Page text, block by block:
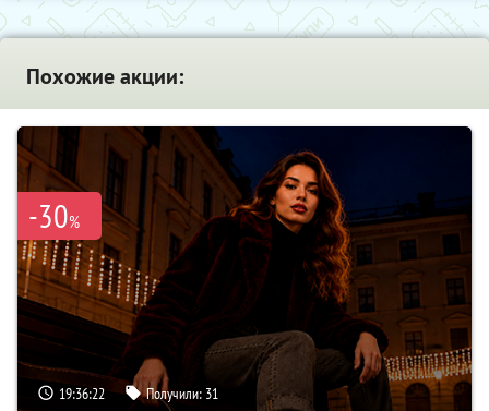
Похожие акции:
-30%
19:36:22 Получили: 31